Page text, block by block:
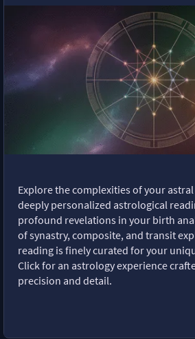
Explore the complexities of your
deeply personalized astrological
profound revelations in your birth
of synastry, composite, and transit
reading is finely curated for your
Click for an astrology experience
precision and detail.